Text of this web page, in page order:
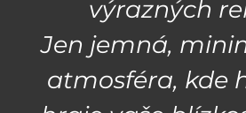
výrazných
Jen jemná,
atmosféra, kde